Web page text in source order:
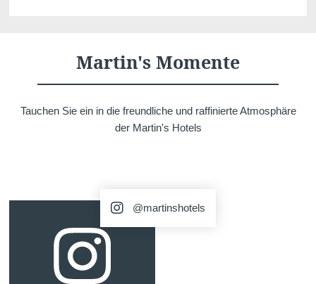
Martin's Momente
Tauchen Sie ein in die freundliche und raffinierte Atmosphäre
der Martin's Hotels
@martinshotels